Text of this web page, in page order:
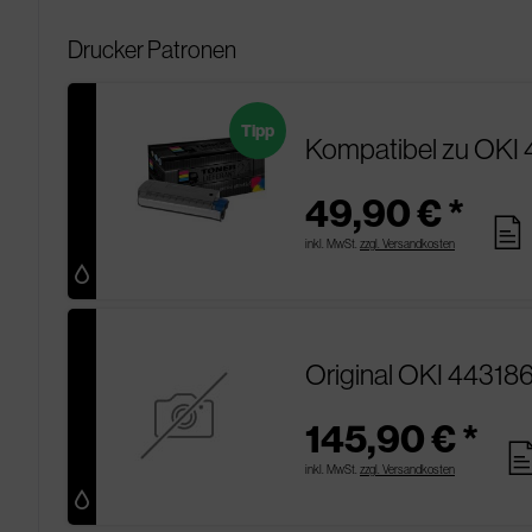
Drucker Patronen
Kompatibel zu OKI
49,90 € *
inkl. MwSt. zzgl. Versandkosten
Tipp
pages
Original OKI
145,90 € *
inkl. MwSt. zzgl. Versandkosten